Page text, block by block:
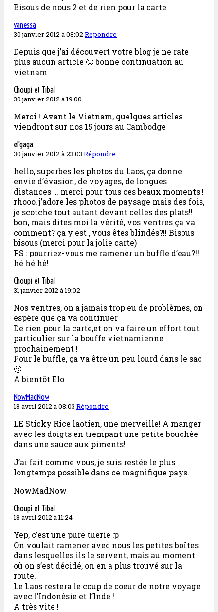
Bisous de nous 2 et de rien pour la carte
vanessa
30 janvier 2012 à 08:02 Répondre
Depuis que j’ai découvert votre blog je ne rate
plus aucun article 🙂 bonne continuation au
vietnam
Choupi et Tibal
30 janvier 2012 à 19:00
Merci ! Avant le Vietnam, quelques articles
viendront sur nos 15 jours au Cambodge
el'gaga
30 janvier 2012 à 23:03 Répondre
hello, superbes les photos du Laos, ça donne
envie d’évasion, de voyages, de longues
distances … merci pour tous ces beaux moments !
rhooo, j’adore les photos de paysage mais des fois,
je scotche tout autant devant celles des plats!!
bon, mais dites moi la vérité, vos ventres ça va
comment? ça y est , vous êtes blindés?!! Bisous
bisous (merci pour la jolie carte)
PS : pourriez-vous me ramener un buffle d’eau?!!
hé hé hé!
Choupi et Tibal
31 janvier 2012 à 19:02
Nos ventres, on a jamais trop eu de problèmes, on
espère que ça va continuer
De rien pour la carte,et on va faire un effort tout
particulier sur la bouffe vietnamienne
prochainement !
Pour le buffle, ça va être un peu lourd dans le sac
🙂
A bientôt Elo
NowMadNow
18 avril 2012 à 08:03 Répondre
LE Sticky Rice laotien, une merveille! A manger
avec les doigts en trempant une petite bouchée
dans une sauce aux piments!
J’ai fait comme vous, je suis restée le plus
longtemps possible dans ce magnifique pays.
NowMadNow
Choupi et Tibal
18 avril 2012 à 11:24
Yep, c’est une pure tuerie :p
On voulait ramener avec nous les petites boîtes
dans lesquelles ils le servent, mais au moment
où on s’est décidé, on en a plus trouvé sur la
route.
Le Laos restera le coup de coeur de notre voyage
avec l’Indonésie et l’Inde !
A très vite !